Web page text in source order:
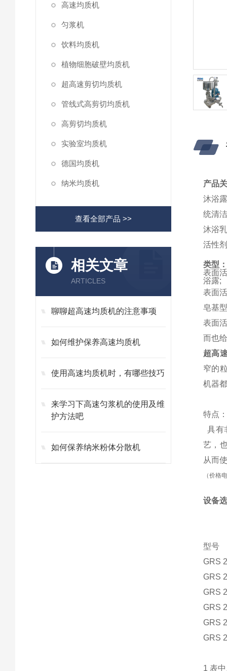
高速均质机
匀浆机
饮料均质机
植物细胞破壁均质机
超高速剪切均质机
管线式高剪切均质机
高剪切均质机
实验室均质机
德国均质机
纳米均质机
查看全部产品 >>
相关文章
ARTICLES
聊聊超高速均质机的注意事项
如何维护保养高速均质机
使用高速均质机时，有哪些技巧
来学习下高速匀浆机的使用及维
护方法吧
如何保养纳米粉体分散机
产品
沐浴
统清
沐浴
活性
类型
表面
浴露;
表面
皂基
表面
而也
超高
窄的
机器
特点
具有
艺，
从而
（价格
设备
型号
GRS
GRS
GRS
GRS
GRS
GRS
1表